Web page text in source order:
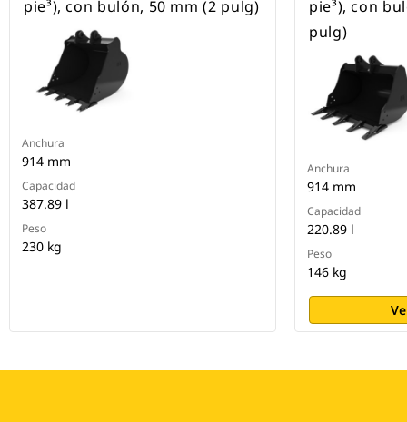
pie³), con bulón, 50 mm (2 pulg)
Anchura
914 mm
Capacidad
387.89 l
Peso
230 kg
pie³), con
pulg)
Anchura
914 mm
Capacidad
220.89 l
Peso
146 kg